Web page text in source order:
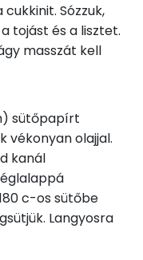
64 kcal
17 kcal
0 kcal
92 kcal
Sózzuk,
tojást és a lisztet.
masszát kell
sütőpapírt
vékonyan olajjal.
kanál
c-os sütőbe
Langyosra